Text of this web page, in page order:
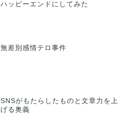
ハッピーエンドにしてみた
無差別感情テロ事件
SNSがもたらしたものと文章力を上
げる奥義